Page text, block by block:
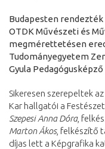
Budapesten rendezték
OTDK Művészeti és
megmérettetésen
Tudományegyetem
Gyula
Sikeresen szerepeltek
Kar hallgatói a
Szepesi Anna Dóra,
Marton Ákos, felkészítő
díjas lett a Képgrafika